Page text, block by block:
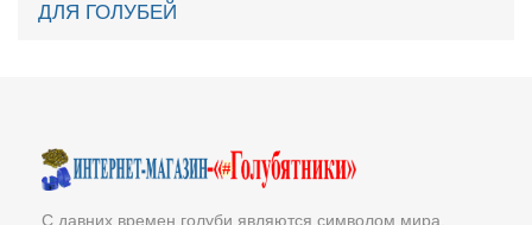
ДЛЯ ГОЛУБЕЙ
С давних времен голуби являются символом мира,